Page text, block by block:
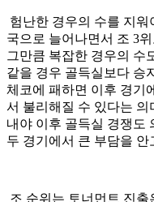
험난한 경우의 수를 지워
국으로 늘어나면서 조 3
그만큼 복잡한 경우의 수
같을 경우 골득실보다 승
체코에 패하면 이후 경기
서 불리해질 수 있다는
내야 이후 골득실 경쟁도
두 경기에서 큰 부담을 안
조 순위는 토너먼트 진출